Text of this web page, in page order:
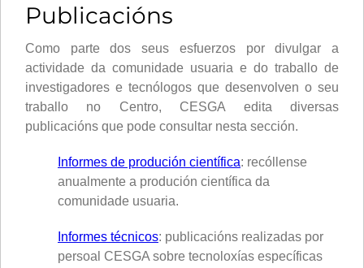
Publicacións
Como parte dos seus esfuerzos por divulgar a
actividade da comunidade usuaria e do traballo de
investigadores e tecnólogos que desenvolven o seu
traballo no Centro, CESGA edita diversas
publicacións que pode consultar nesta sección.
Informes de produción científica: recóllense
anualmente a produción científica da
comunidade usuaria.
Informes técnicos: publicacións realizadas por
persoal CESGA sobre tecnoloxías específicas